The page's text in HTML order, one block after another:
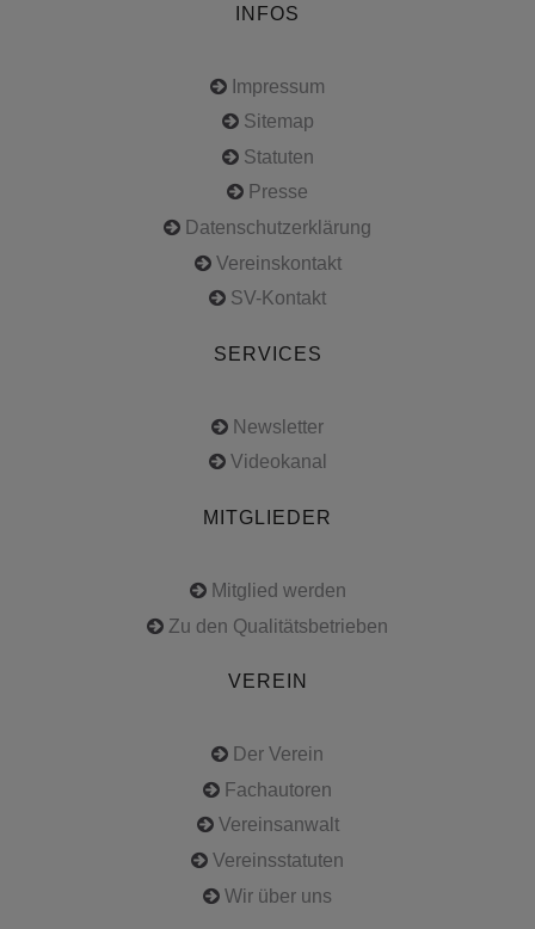
INFOS
Impressum
Sitemap
Statuten
Presse
Datenschutzerklärung
Vereinskontakt
SV-Kontakt
SERVICES
Newsletter
Videokanal
MITGLIEDER
Mitglied werden
Zu den Qualitätsbetrieben
VEREIN
Der Verein
Fachautoren
Vereinsanwalt
Vereinsstatuten
Wir über uns